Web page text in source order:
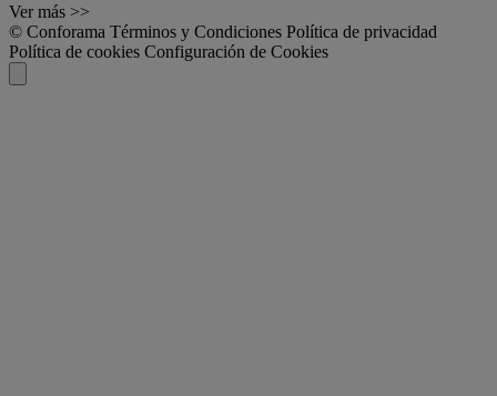
Ver más >>
© Conforama Términos y Condiciones Política de privacidad
Política de cookies Configuración de Cookies